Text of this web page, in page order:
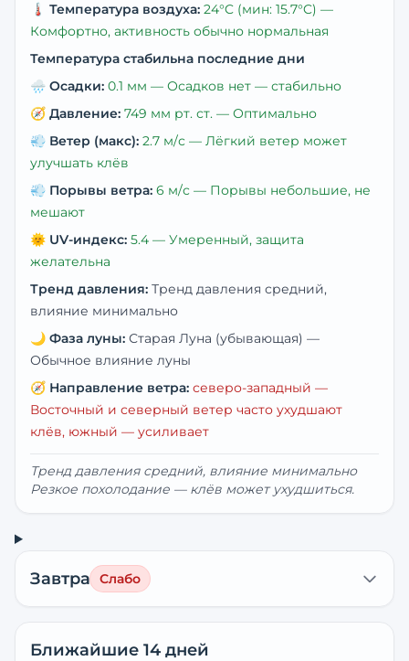
🌡️ Температура воздуха: 24°C (мин: 15.7°C) —
Комфортно, активность обычно нормальная
Температура стабильна последние дни
🌧️ Осадки: 0.1 мм — Осадков нет — стабильно
🧭 Давление: 749 мм рт. ст. — Оптимально
💨 Ветер (макс): 2.7 м/с — Лёгкий ветер может
улучшать клёв
💨 Порывы ветра: 6 м/с — Порывы небольшие, не
мешают
🌞 UV-индекс: 5.4 — Умеренный, защита
желательна
Тренд давления: Тренд давления средний,
влияние минимально
🌙 Фаза луны: Старая Луна (убывающая) —
Обычное влияние луны
🧭 Направление ветра: северо-западный —
Восточный и северный ветер часто ухудшают
клёв, южный — усиливает
Тренд давления средний, влияние минимально
Резкое похолодание — клёв может ухудшиться.
Завтра Слабо
Ближайшие 14 дней